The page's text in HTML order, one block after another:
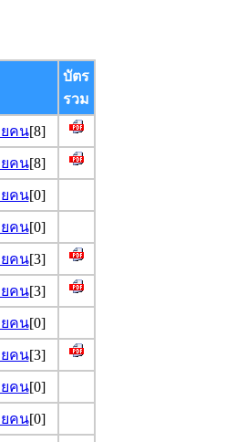
บัตร
รวม
คน[8]
คน[8]
คน[0]
คน[0]
คน[3]
คน[3]
คน[0]
คน[3]
คน[0]
คน[0]